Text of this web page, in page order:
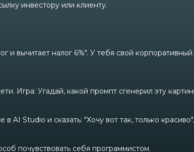
инвестору или клиенту.
и вычитает налог 6%". У тебя свой корпоративный
Игра: Угадай, какой промпт сгенерил эту
Studio и сказать: "Хочу вот так, только
почувствовать себя программистом.